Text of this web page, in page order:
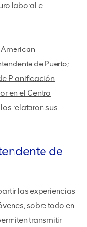
laboral e
de Puerto;
Planificación
en el Centro
relataron sus
de
las experiencias
sobre todo en
transmitir